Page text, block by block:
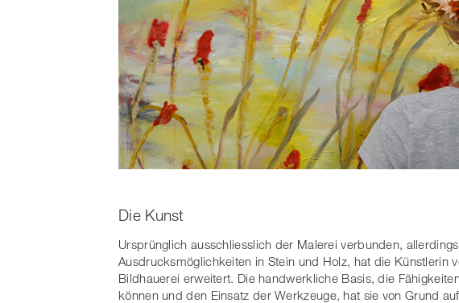
Die Kunst
Ursprünglich ausschliesslich der Malerei verbunden,
Ausdrucksmöglichkeiten in Stein und Holz, hat die Künstlerin
Bildhauerei erweitert. Die handwerkliche Basis, die
können und den Einsatz der Werkzeuge, hat sie von Grund